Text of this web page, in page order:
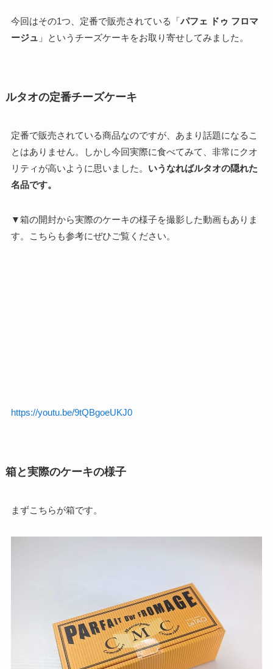
今回はその1つ、定番で販売されている「 パフェ ドゥ フロマ
ージュ 」というチーズケーキをお取り寄せしてみました。
ルタオの定番チーズケーキ
定番で販売されている商品なのですが、あまり話題になるこ
とはありません。しかし今回実際に食べてみて、非常にクオ
リティが高いように思いました。 いうなればルタオの隠れた
名品です。
▼箱の開封から実際のケーキの様子を撮影した動画もありま
す。こちらも参考にぜひご覧ください。
https://youtu.be/9tQBgoeUKJ0
箱と実際のケーキの様子
まずこちらが箱です。